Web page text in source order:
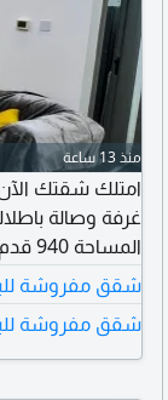
منذ 13 ساعة
سكن فاخر، موقع
أبراج اللؤلؤة
شقق مفروشة
شقق مفروشة